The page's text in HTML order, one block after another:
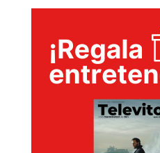
INICIO
PELICULAS
TECNOVITOS